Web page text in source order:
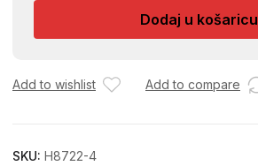
8.8
6,00-
Dodaj u košaricu
Add to wishlist Add to compare
SKU: H8722-4